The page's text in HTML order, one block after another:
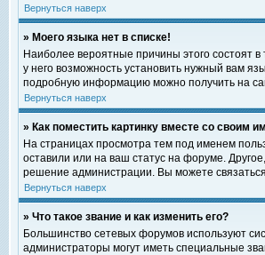
Вернуться наверх
» Моего языка нет в списке!
Наиболее вероятные причины этого состоят
у него возможность установить нужный вам
подробную информацию можно получить на
Вернуться наверх
» Как поместить картинку вместе со своим
На страницах просмотра тем под именем
оставили или на ваш статус на форуме.
решение администрации. Вы можете
Вернуться наверх
» Что такое звание и как изменить его?
Большинство сетевых форумов используют
администраторы могут иметь специальные